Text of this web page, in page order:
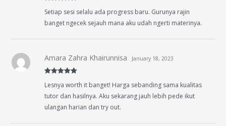
of 5
Setiap sesi selalu ada progress baru. Gurunya rajin
banget ngecek sejauh mana aku udah ngerti materinya.
of 5
Amara Zahra Khairunnisa January 18, 2023
Lesnya worth it banget! Harga sebanding sama kualitas
tutor dan hasilnya. Aku sekarang jauh lebih pede ikut
ulangan harian dan try out.